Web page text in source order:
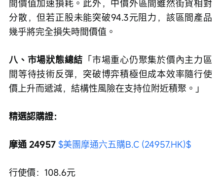
間價值加速損耗。此外，中價外區間雖然街貨相對
分散，但若正股未能突破94.3元阻力，該區間產品
幾乎將完全損失時間價值。
八、市場狀態總結 「市場重心仍聚集於價內主力區
間等待技術反彈，突破博弈積極但成本效率隨行使
價上升而遞減，結構性風險在支持位附近積聚。」
精選認購證：
摩通 24957 $美團摩通六五購B.C (24957.HK)$
行使價：108.6元